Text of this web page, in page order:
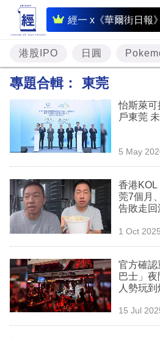
經一 x《華爾街日報》
即
時
財
經
投
資
樓
市
理
商
業
科
技
港股IPO 日圓
專題合輯： 東莞
怡斯萊可
戶東莞
5 May
香港KOL
莞7個月
告敗走回
1 Oct 2025
官方確
巴士」
人勢玩
15 Jul